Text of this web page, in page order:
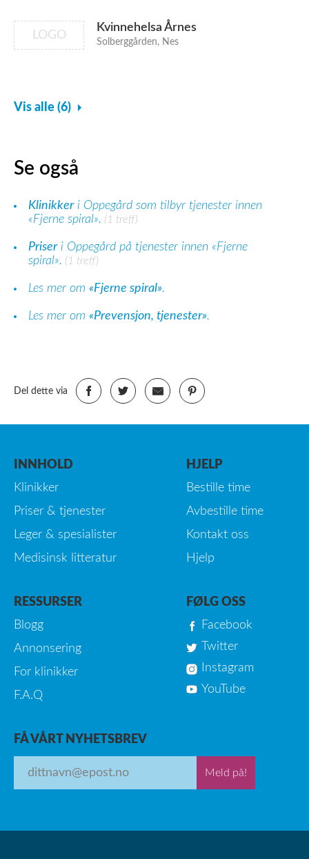
LOGO
Kvinnehelsa Årnes
Solberggården, Nes
Vis alle (6)
Se også
Klinikkeri Oppegård som tilbyr tjenester innen
«Fjerne spiral». (1 treff)
Priseri Oppegård på tjenester innen «Fjerne
spiral». (1 treff)
Les mer om «Fjerne spiral».
Les mer om «Prevensjon, tjenester».
Del dette via
INNHOLD
Klinikker
Priser & tjenester
Leger & spesialister
Medisinsk litteratur
HJELP
Bestille time
Avbestille time
Kontakt oss
Hjelp
RESSURSER
Blogg
Annonsering
For klinikker
F.A.Q
FØLG OSS
Facebook
Twitter
Instagram
YouTube
FÅ VÅRT NYHETSBREV
Meld på!